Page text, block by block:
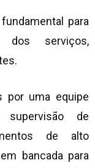
para
dos serviços,
por uma equipe
de
de alto
bancada para